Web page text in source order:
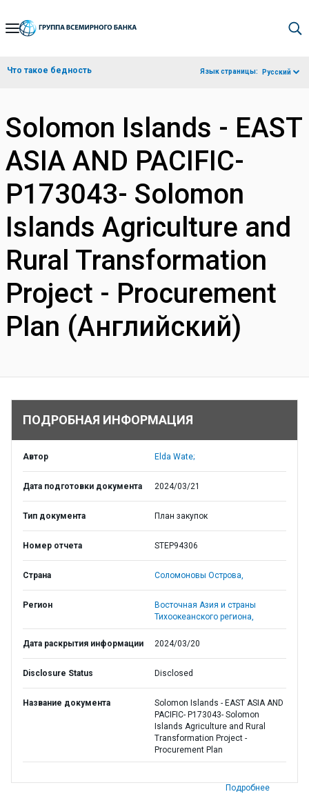
Skip
Navigation
Что такое бедность Язык страницы: Русский
Solomon Islands - EAST
ASIA AND PACIFIC-
P173043- Solomon
Islands Agriculture and
Rural Transformation
Project - Procurement
Plan (Английский)
ПОДРОБНАЯ ИНФОРМАЦИЯ
Автор Elda Wate;
Дата подготовки документа 2024/03/21
Тип документа План закупок
Номер отчета STEP94306
Страна Соломоновы Острова,
Регион
Восточная Азия и страны
Тихоокеанского региона,
Дата раскрытия информации 2024/03/20
Disclosure Status Disclosed
Название документа
Solomon Islands - EAST ASIA AND
PACIFIC- P173043- Solomon
Islands Agriculture and Rural
Transformation Project -
Procurement Plan
Подробнее